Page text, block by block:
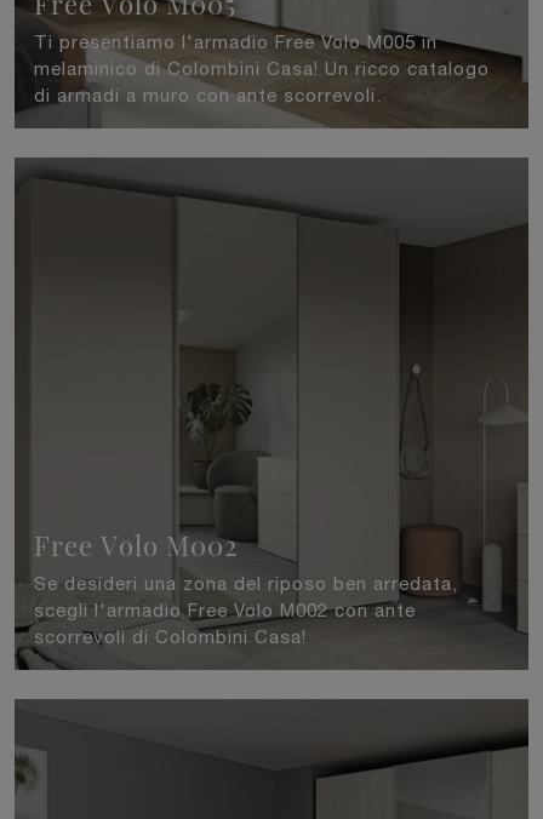
Ti presentiamo l'armadio Free Volo M005 in
melaminico di Colombini Casa! Un ricco catalogo
di armadi a muro con ante scorrevoli.
Free Volo M002
Se desideri una zona del riposo ben arredata,
scegli l'armadio Free Volo M002 con ante
scorrevoli di Colombini Casa!